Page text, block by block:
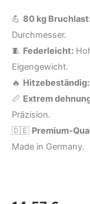
💪 80 kg
Durchmesser.
🧵 Federleicht:
Eigengewicht.
🔥 Hitzebeständig:
📏 Extrem
Präzision.
🇩🇪 Premium-
Made in Germany.
kg
Bruchlast
100m
Menge